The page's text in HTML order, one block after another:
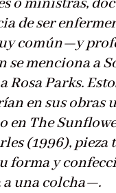
o ministras,
de ser
común—y
se menciona a
Rosa Parks.
en sus obras
en The
(1996),
forma y
a una colcha—.